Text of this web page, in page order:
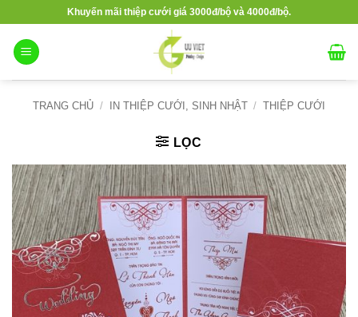
nội
dung
Khuyến mãi thiệp cưới giá 3000đ/bộ và 4000đ/bộ.
TRANG CHỦ / IN THIỆP CƯỚI, SINH NHẬT / THIỆP CƯỚI
LỌC